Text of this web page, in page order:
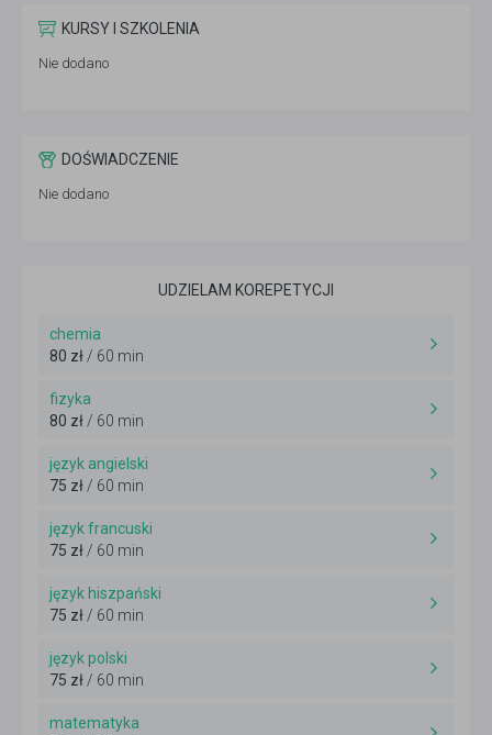
KURSY I SZKOLENIA
Nie dodano
DOŚWIADCZENIE
Nie dodano
UDZIELAM KOREPETYCJI
chemia
80 zł/ 60 min
fizyka
80 zł/ 60 min
język angielski
75 zł/ 60 min
język francuski
75 zł/ 60 min
język hiszpański
75 zł/ 60 min
język polski
75 zł/ 60 min
matematyka